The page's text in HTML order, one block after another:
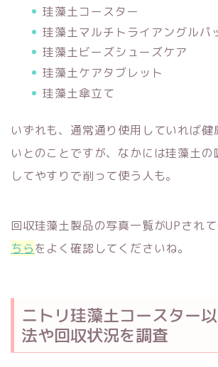
珪藻土コースター
珪藻土マルチトライアングルパ
珪藻土ビーズシューズケア
珪藻土ケアタブレット
珪藻土傘立て
いずれも、通常通り使用していれば健
いとのことですが、なかには珪藻土の
してやすりで削って使う人も。
回収珪藻土製品の写真一覧がUPされて
ちらをよく確認してくださいね。
ニトリ珪藻土コースター
法や回収状況を調査